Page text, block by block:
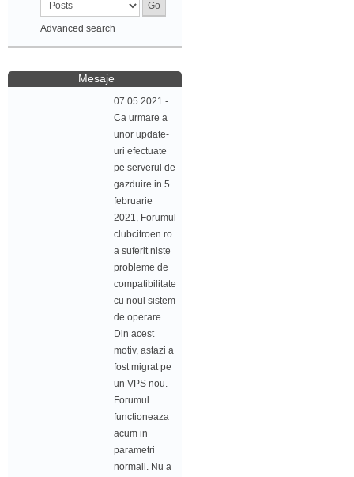
Advanced search
Mesaje
07.05.2021 -
Ca urmare a
unor update-
uri efectuate
pe serverul de
gazduire in 5
februarie
2021, Forumul
clubcitroen.ro
a suferit niste
probleme de
compatibilitate
cu noul sistem
de operare.
Din acest
motiv, astazi a
fost migrat pe
un VPS nou.
Forumul
functioneaza
acum in
parametri
normali. Nu a